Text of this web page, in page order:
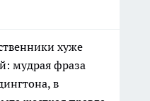
хуже
мудрая фраза
в